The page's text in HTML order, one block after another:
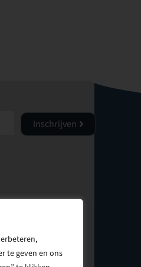
te geven en ons
Inschrijven